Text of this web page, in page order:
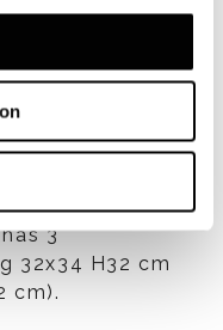
wenge
lacquer
of the 3
varnished
with back panel
Grey
3
32x34 H32 cm
cm).